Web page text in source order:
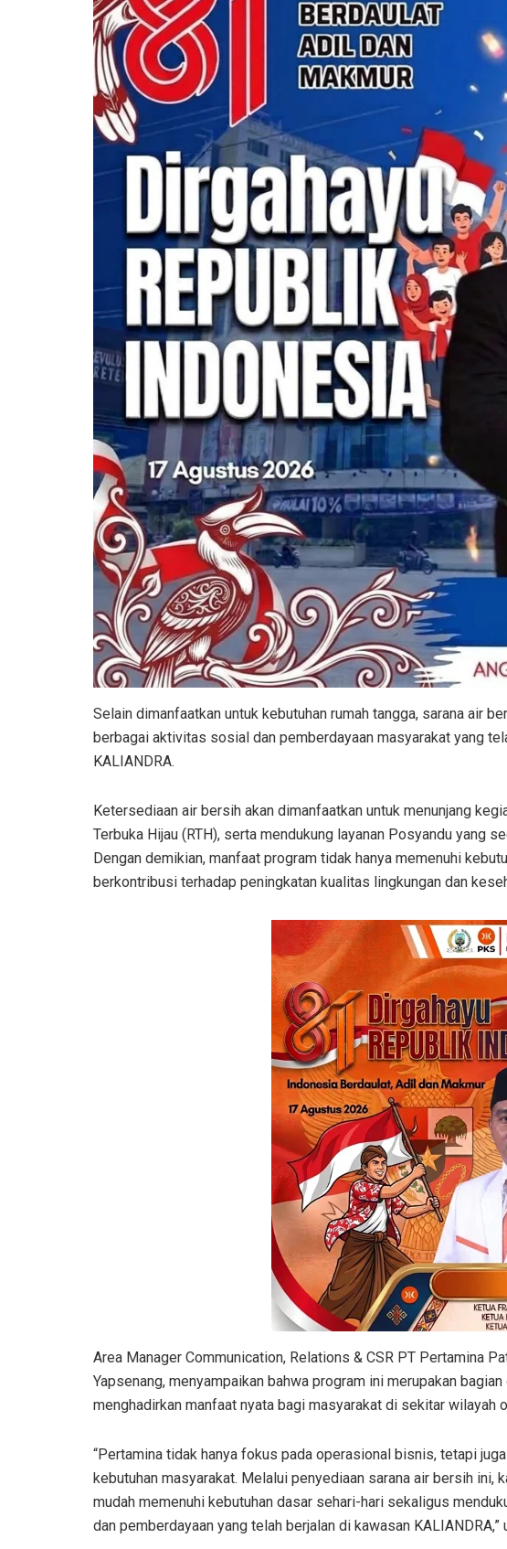
Selain dimanfaatkan untuk kebutuhan rumah tangga, sarana air
berbagai aktivitas sosial dan pemberdayaan masyarakat yang
KALIANDRA.
Ketersediaan air bersih akan dimanfaatkan untuk menunjang
Terbuka Hijau (RTH), serta mendukung layanan Posyandu yang
Dengan demikian, manfaat program tidak hanya memenuhi
berkontribusi terhadap peningkatan kualitas lingkungan dan
Area Manager Communication, Relations & CSR PT Pertamina
Yapsenang, menyampaikan bahwa program ini merupakan
menghadirkan manfaat nyata bagi masyarakat di sekitar wilayah
“Pertamina tidak hanya fokus pada operasional bisnis, tetapi
kebutuhan masyarakat. Melalui penyediaan sarana air bersih ini,
mudah memenuhi kebutuhan dasar sehari-hari sekaligus
dan pemberdayaan yang telah berjalan di kawasan KALIANDRA,”